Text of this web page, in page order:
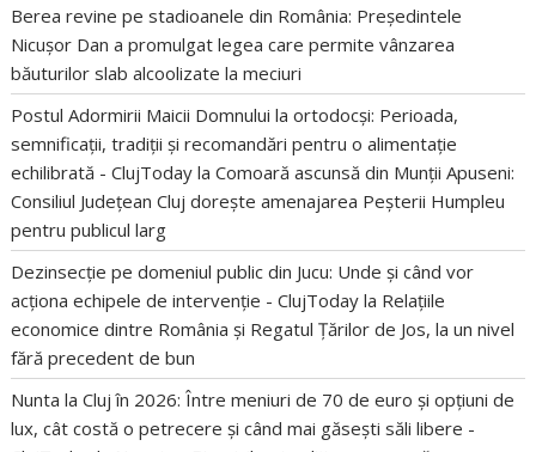
Berea revine pe stadioanele din România: Președintele
Nicușor Dan a promulgat legea care permite vânzarea
băuturilor slab alcoolizate la meciuri
Postul Adormirii Maicii Domnului la ortodocși: Perioada,
semnificații, tradiții și recomandări pentru o alimentație
echilibrată - ClujToday laComoară ascunsă din Munții Apuseni:
Consiliul Județean Cluj dorește amenajarea Peșterii Humpleu
pentru publicul larg
Dezinsecție pe domeniul public din Jucu: Unde și când vor
acționa echipele de intervenție - ClujToday la Relațiile
economice dintre România și Regatul Țărilor de Jos, la un nivel
fără precedent de bun
Nunta la Cluj în 2026: Între meniuri de 70 de euro și opțiuni de
lux, cât costă o petrecere și când mai găsești săli libere -